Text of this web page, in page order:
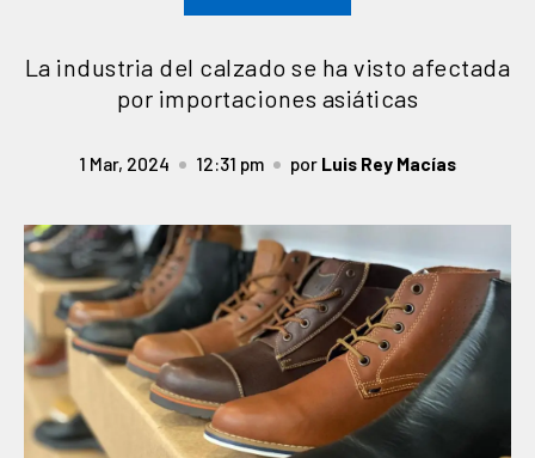
La industria del calzado se ha visto afectada
por importaciones asiáticas
1 Mar, 2024 12:31 pm por Luis Rey Macías